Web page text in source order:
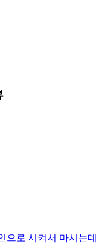
으로 시켜서 마시는데